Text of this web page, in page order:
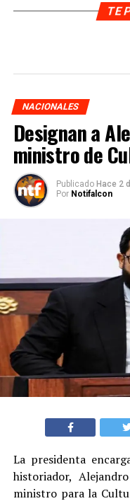
TE
NACIONALES
Designan a
ministro de
Publicado Hace 2
Por Notifalcon
La presidenta
historiador,
ministro para la